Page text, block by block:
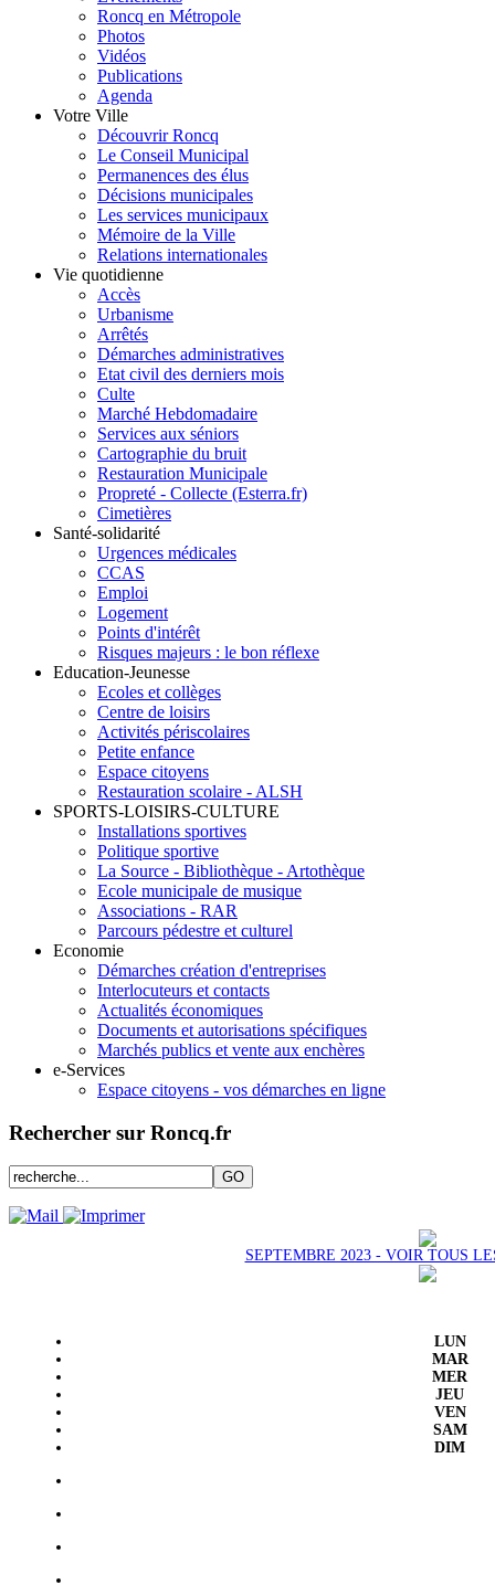
Roncq en Métropole
Photos
Vidéos
Publications
Agenda
Votre Ville
Découvrir Roncq
Le Conseil Municipal
Permanences des élus
Décisions municipales
Les services municipaux
Mémoire de la Ville
Relations internationales
Vie quotidienne
Accès
Urbanisme
Arrêtés
Démarches administratives
Etat civil des derniers mois
Culte
Marché Hebdomadaire
Services aux séniors
Cartographie du bruit
Restauration Municipale
Propreté - Collecte (Esterra.fr)
Cimetières
Santé-solidarité
Urgences médicales
CCAS
Emploi
Logement
Points d'intérêt
Risques majeurs : le bon réflexe
Education-Jeunesse
Ecoles et collèges
Centre de loisirs
Activités périscolaires
Petite enfance
Espace citoyens
Restauration scolaire - ALSH
SPORTS-LOISIRS-CULTURE
Installations sportives
Politique sportive
La Source - Bibliothèque - Artothèque
Ecole municipale de musique
Associations - RAR
Parcours pédestre et culturel
Economie
Démarches création d'entreprises
Interlocuteurs et contacts
Actualités économiques
Documents et autorisations spécifiques
Marchés publics et vente aux enchères
e-Services
Espace citoyens - vos démarches en ligne
Rechercher sur Roncq.fr
SEPTEMBRE 2023 - VOIR TOUS
LUN
MAR
MER
JEU
VEN
SAM
DIM